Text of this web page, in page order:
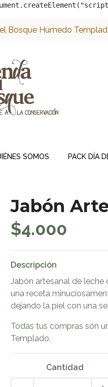
Bosque Húmedo
SOMOS PACK DÍA
Jabón
$4.000
Descripción
Jabón artesanal de
una receta
dejando la piel con una
Todas tus compras son
Templado.
Cantidad